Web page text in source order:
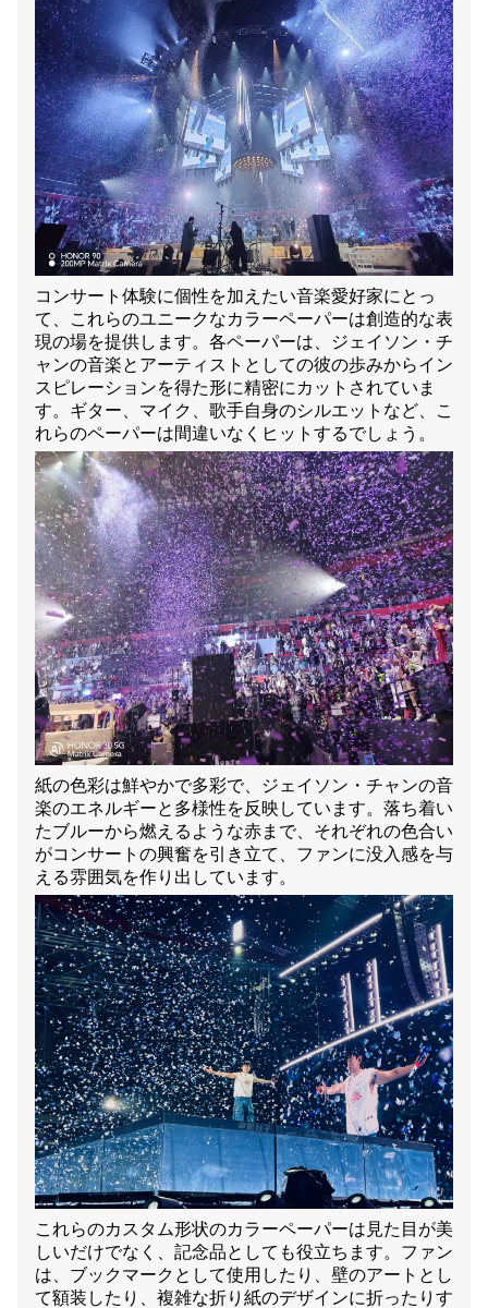
コンサート体験に個性を加えたい音楽愛好家にとっ
て、これらのユニークなカラーペーパーは創造的な表
現の場を提供します。各ペーパーは、ジェイソン・チ
ャンの音楽とアーティストとしての彼の歩みからイン
スピレーションを得た形に精密にカットされていま
す。ギター、マイク、歌手自身のシルエットなど、こ
れらのペーパーは間違いなくヒットするでしょう。
紙の色彩は鮮やかで多彩で、ジェイソン・チャンの音
楽のエネルギーと多様性を反映しています。落ち着い
たブルーから燃えるような赤まで、それぞれの色合い
がコンサートの興奮を引き立て、ファンに没入感を与
える雰囲気を作り出しています。
これらのカスタム形状のカラーペーパーは見た目が美
しいだけでなく、記念品としても役立ちます。ファン
は、ブックマークとして使用したり、壁のアートとし
て額装したり、複雑な折り紙のデザインに折ったりす